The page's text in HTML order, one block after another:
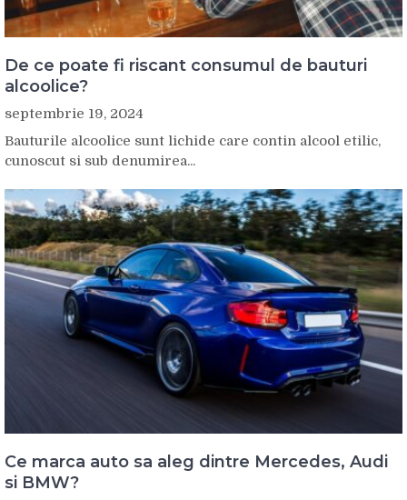
De ce poate fi riscant consumul de bauturi
alcoolice?
septembrie 19, 2024
Bauturile alcoolice sunt lichide care contin alcool etilic,
cunoscut si sub denumirea...
Ce marca auto sa aleg dintre Mercedes, Audi
si BMW?